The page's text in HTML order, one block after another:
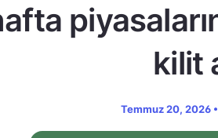
kilit
Temmuz 20, 2026